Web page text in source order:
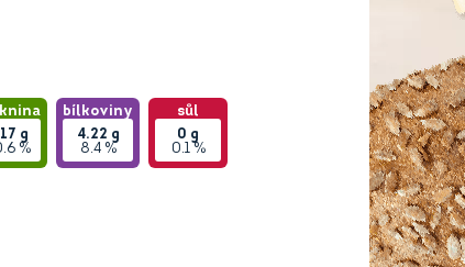
g
%
bílkoviny
4.22 g
8.4 %
sůl
0 g
0.1 %